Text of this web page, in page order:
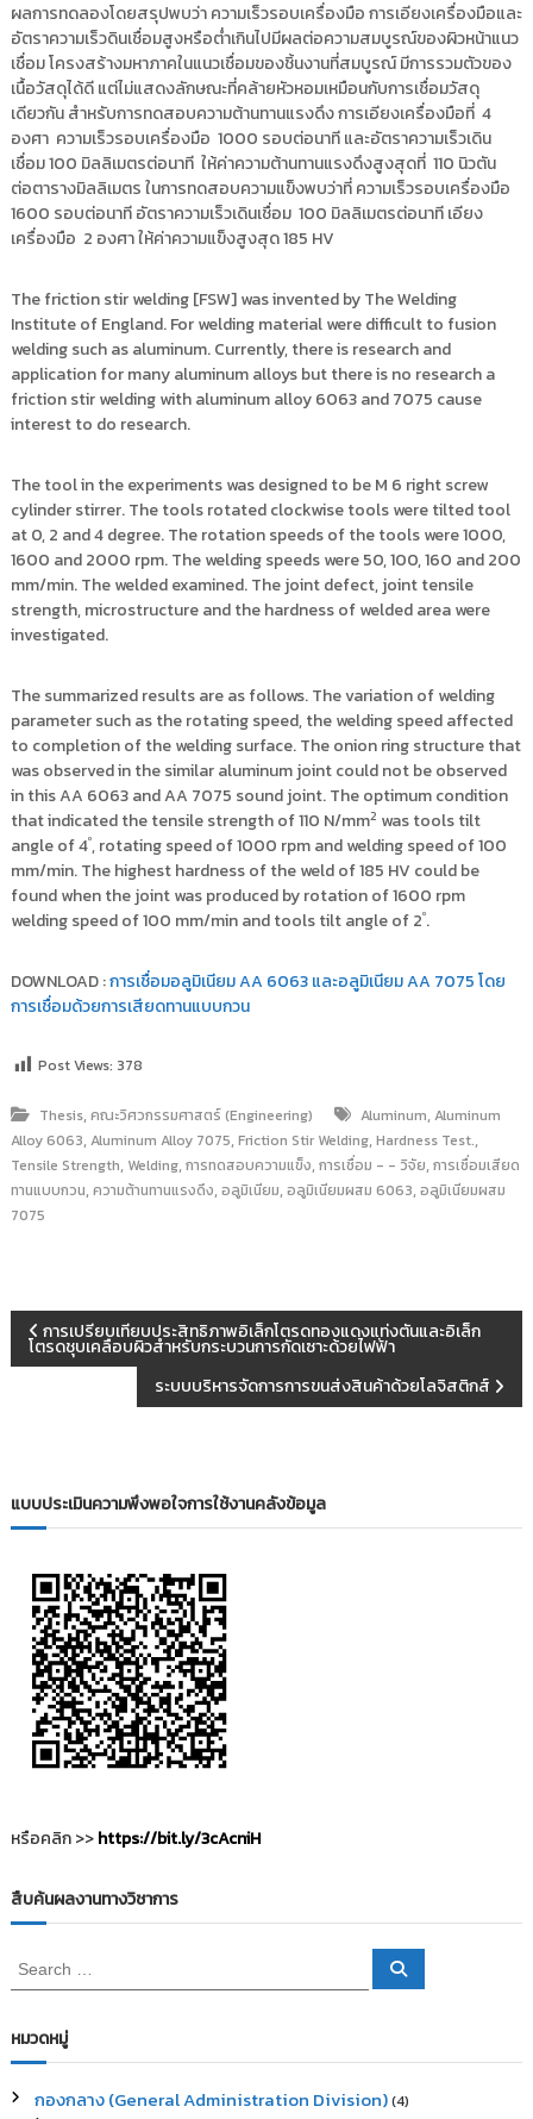
ผลการทดลองโดยสรุปพบว่า ความเร็วรอบเครื่องมือ การเอียงเครื่องมือและ
อัตราความเร็วดินเชื่อมสูงหรือต่ำเกินไปมีผลต่อความสมบูรณ์ของผิวหน้าแนว
เชื่อม โครงสร้างมหาภาคในแนวเชื่อมของชิ้นงานที่สมบูรณ์ มีการรวมตัวของ
เนื้อวัสดุได้ดี แต่ไม่แสดงลักษณะที่คล้ายหัวหอมเหมือนกับการเชื่อมวัสดุ
เดียวกัน สำหรับการทดสอบความต้านทานแรงดึง การเอียงเครื่องมือที่ 4
องศา ความเร็วรอบเครื่องมือ 1000 รอบต่อนาที และอัตราความเร็วเดิน
เชื่อม 100 มิลลิเมตรต่อนาที ให้ค่าความต้านทานแรงดึงสูงสุดที่ 110 นิวตัน
ต่อตารางมิลลิเมตร ในการทดสอบความแข็งพบว่าที่ ความเร็วรอบเครื่องมือ
1600 รอบต่อนาที อัตราความเร็วเดินเชื่อม 100 มิลลิเมตรต่อนาที เอียง
เครื่องมือ 2 องศา ให้ค่าความแข็งสูงสุด 185 HV
The friction stir welding [FSW] was invented by The Welding
Institute of England. For welding material were difficult to fusion
welding such as aluminum. Currently, there is research and
application for many aluminum alloys but there is no research a
friction stir welding with aluminum alloy 6063 and 7075 cause
interest to do research.
The tool in the experiments was designed to be M 6 right screw
cylinder stirrer. The tools rotated clockwise tools were tilted tool
at 0, 2 and 4 degree. The rotation speeds of the tools were 1000,
1600 and 2000 rpm. The welding speeds were 50, 100, 160 and 200
mm/min. The welded examined. The joint defect, joint tensile
strength, microstructure and the hardness of welded area were
investigated.
The summarized results are as follows. The variation of welding
parameter such as the rotating speed, the welding speed affected
to completion of the welding surface. The onion ring structure that
was observed in the similar aluminum joint could not be observed
in this AA 6063 and AA 7075 sound joint. The optimum condition
that indicated the tensile strength of 110 N/mm2 was tools tilt
angle of 4º, rotating speed of 1000 rpm and welding speed of 100
mm/min. The highest hardness of the weld of 185 HV could be
found when the joint was produced by rotation of 1600 rpm
welding speed of 100 mm/min and tools tilt angle of 2º.
DOWNLOAD :การเชื่อมอลูมิเนียม AA 6063 และอลูมิเนียม AA 7075 โดย
การเชื่อมด้วยการเสียดทานแบบกวน
Post Views: 378
Thesis,คณะวิศวกรรมศาสตร์ (Engineering) Aluminum,Aluminum
Alloy 6063,Aluminum Alloy 7075,Friction Stir Welding,Hardness Test.,
Tensile Strength, Welding,การทดสอบความแข็ง,การเชื่อม - - วิจัย,การเชื่อมเสียด
ทานแบบกวน,ความต้านทานแรงดึง,อลูมิเนียม,อลูมิเนียมผสม 6063,อลูมิเนียมผสม
7075
แ
ง
การเปรียบเทียบประสิทธิภาพอิเล็กโตรดทองแดงแท่งตันและอิเล็ก
โตรดชุบเคลือบผิวสำหรับกระบวนการกัดเซาะด้วยไฟฟ้า
ระบบบริหารจัดการการขนส่งสินค้าด้วยโลจิสติกส์
แบบประเมินความพึงพอใจการใช้งานคลังข้อมูล
หรือคลิก >>https://bit.ly/3cAcniH
สืบค้นผลงานทางวิชาการ
e
r
c
f
S
หมวดหมู่
กองกลาง (General Administration Division)(4)